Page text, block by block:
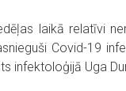
laikā relatīvi
Covid-19
infektoloģijā Uga